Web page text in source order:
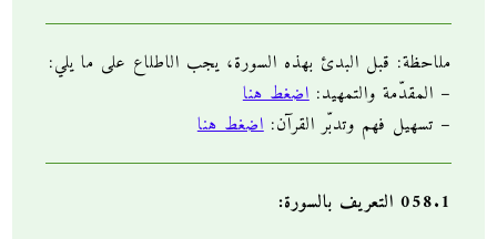
ملاحظة: قبل البدئ بهذه السورة، يجب الاطلاع على ما يلي:
– المقدّمة والتمهيد:اضغط هنا
– تسهيل فهم وتدبّر القرآن:اضغط هنا
058.1 التعريف بالسورة: